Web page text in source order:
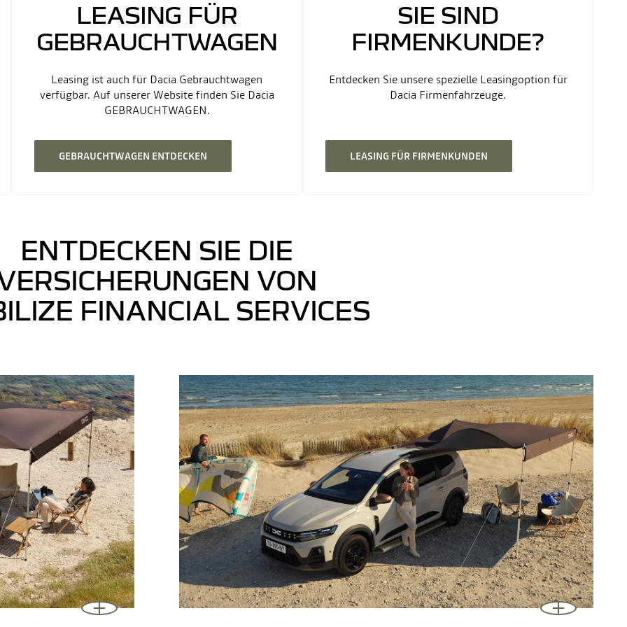
LEASING FÜR
GEBRAUCHTWAGEN
Leasing ist auch für Dacia Gebrauchtwagen
verfügbar. Auf unserer Website finden Sie Dacia
GEBRAUCHTWAGEN.
GEBRAUCHTWAGEN ENTDECKEN
SIE SIND
FIRMENKUNDE?
Entdecken Sie unsere spezielle Leasingoption für
Dacia Firmenfahrzeuge.
LEASING FÜR FIRMENKUNDEN
ENTDECKEN SIE DIE
VON
FINANCIAL SERVICES